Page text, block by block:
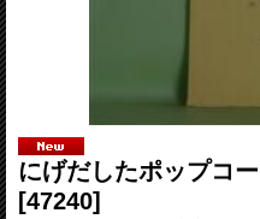
にげだしたポップコ
[47240]